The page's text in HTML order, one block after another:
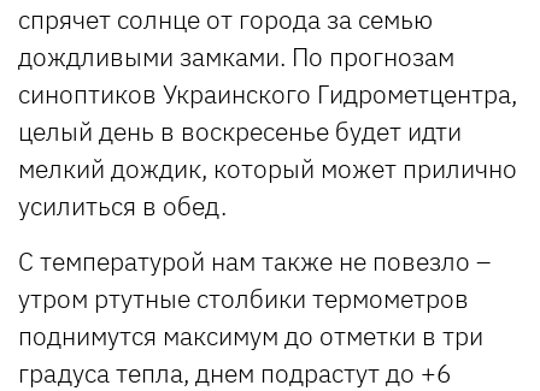
спрячет солнце от города за семью
дождливыми замками. По прогнозам
синоптиков Украинского Гидрометцентра,
целый день в воскресенье будет идти
мелкий дождик, который может прилично
усилиться в обед.
С температурой нам также не повезло –
утром ртутные столбики термометров
поднимутся максимум до отметки в три
градуса тепла, днем подрастут до +6